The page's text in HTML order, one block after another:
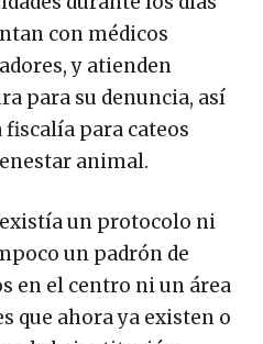
durante los días
con médicos
y atienden
para su denuncia, así
para cateos
animal.
un protocolo ni
un padrón de
en el centro ni un área
que ahora ya existen o